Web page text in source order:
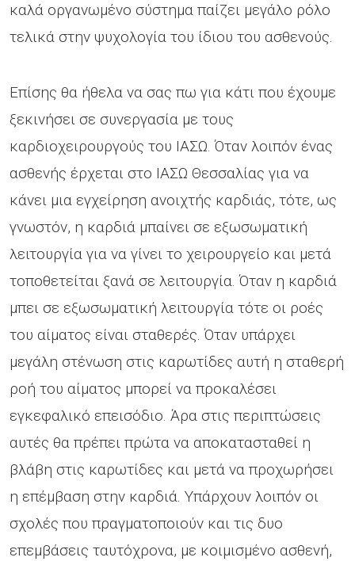
καλά οργανωμένο σύστημα παίζει μεγάλο ρόλο
τελικά στην ψυχολογία του ίδιου του ασθενούς.
Επίσης θα ήθελα να σας πω για κάτι που έχουμε
ξεκινήσει σε συνεργασία με τους
καρδιοχειρουργούς του ΙΑΣΩ. Όταν λοιπόν ένας
ασθενής έρχεται στο ΙΑΣΩ Θεσσαλίας για να
κάνει μια εγχείρηση ανοιχτής καρδιάς, τότε, ως
γνωστόν, η καρδιά μπαίνει σε εξωσωματική
λειτουργία για να γίνει το χειρουργείο και μετά
τοποθετείται ξανά σε λειτουργία. Όταν η καρδιά
μπει σε εξωσωματική λειτουργία τότε οι ροές
του αίματος είναι σταθερές. Όταν υπάρχει
μεγάλη στένωση στις καρωτίδες αυτή η σταθερή
ροή του αίματος μπορεί να προκαλέσει
εγκεφαλικό επεισόδιο. Άρα στις περιπτώσεις
αυτές θα πρέπει πρώτα να αποκατασταθεί η
βλάβη στις καρωτίδες και μετά να προχωρήσει
η επέμβαση στην καρδιά. Υπάρχουν λοιπόν οι
σχολές που πραγματοποιούν και τις δυο
επεμβάσεις ταυτόχρονα, με κοιμισμένο ασθενή,